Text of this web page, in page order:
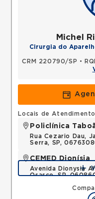
Michel
Cirurgia do
CRM 220790/SP •
Locais de Atendimento
Policlínica
Rua Cezario Dau,
Serra, SP,
CEMED Dionísia
Avenida Dionysia
Osasco, SP,